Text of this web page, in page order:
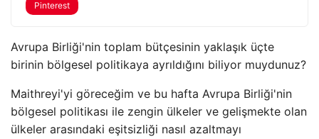
Pinterest
Avrupa Birliği'nin toplam bütçesinin yaklaşık üçte
birinin bölgesel politikaya ayrıldığını biliyor muydunuz?
Maithreyi'yi göreceğim ve bu hafta Avrupa Birliği'nin
bölgesel politikası ile zengin ülkeler ve gelişmekte olan
ülkeler arasındaki eşitsizliği nasıl azaltmayı